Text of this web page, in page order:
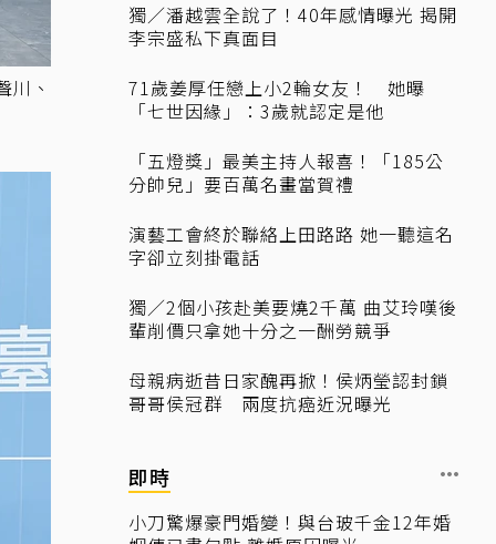
川、
獨／潘越雲全說了！40年感情曝光 揭開
李宗盛私下真面目
71歲姜厚任戀上小2輪女友！ 她曝
「七世因緣」：3歲就認定是他
「五燈獎」最美主持人報喜！「185公
分帥兒」要百萬名畫當賀禮
演藝工會終於聯絡上田路路 她一聽這名
字卻立刻掛電話
獨／2個小孩赴美要燒2千萬 曲艾玲嘆後
輩削價只拿她十分之一酬勞競爭
母親病逝昔日家醜再掀！侯炳瑩認封鎖
哥哥侯冠群 兩度抗癌近況曝光
即時
小刀驚爆豪門婚變！與台玻千金12年婚